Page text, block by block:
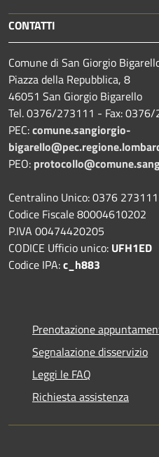
CONTATTI
Comune di San Giorgio
Piazza della Repubblica, 8
46051 San Giorgio Bigarello
Tel. 0376/273111 - Fax:
PEC:comune.sangiorgio-
PEO:
Centralino Unico: 0376 273111
Codice Fiscale 80004610202
P.IVA 00474420205
CODICE Ufficio unico: UFH1ED
Codice IPA:c_h883
Prenotazione
Segnalazione disservizio
Leggi le FAQ
Richiesta assistenza